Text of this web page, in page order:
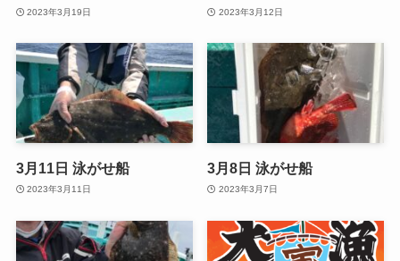
2023年3月19日 2023年3月12日
3月11日 泳がせ船
2023年3月11日
3月8日 泳がせ船
2023年3月7日